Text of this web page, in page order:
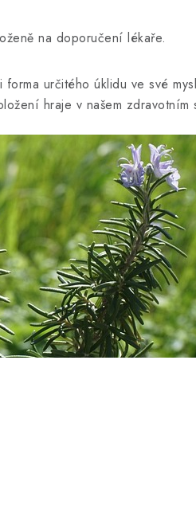
na doporučení lékaře.
forma určitého úklidu ve své
hraje v našem zdravotním